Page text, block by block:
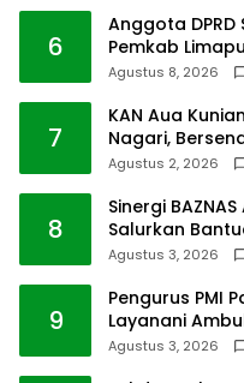
6
Anggota
Pemkab
Agustus 8, 2026
7
KAN Aua
Nagari,
Agustus 2, 2026
8
Sinergi
Salurkan
Agustus 3, 2026
9
Pengurus PMI
Layanani
Agustus 3, 2026